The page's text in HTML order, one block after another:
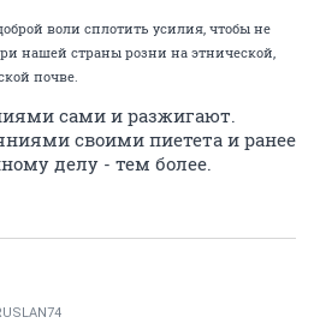
воли сплотить усилия, чтобы не
нашей страны розни на этнической,
почве.
сами и разжигают.
своими пиетета и ранее
делу - тем более.